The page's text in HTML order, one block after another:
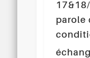
parole